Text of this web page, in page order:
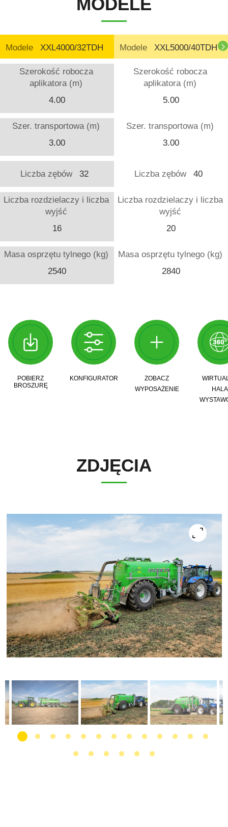
Modele XXL4000/32TDH Modele XXL5000/40TDH
Szerokość robocza
aplikatora (m)
4.00
Szerokość robocza
aplikatora (m)
5.00
Szer. transportowa (m)
3.00
Szer. transportowa (m)
3.00
Liczba zębów 32 Liczba zębów 40
Liczba rozdzielaczy i liczba
wyjść
16
Liczba rozdzielaczy i liczba
wyjść
20
Masa osprzętu tylnego (kg)
2540
Masa osprzętu tylnego (kg)
2840
POBIERZ
BROSZURĘ
KONFIGURATOR
ZOBACZ
WYPOSAŻENIE
HALA
ZDJĘCIA